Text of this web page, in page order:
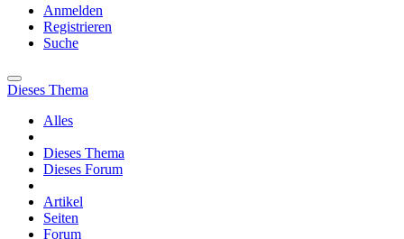
Anmelden
Registrieren
Suche
Dieses Thema
Alles
Dieses Thema
Dieses Forum
Artikel
Seiten
Forum